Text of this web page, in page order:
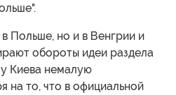
Польше, но и в Венгрии и
обороты идеи раздела
Киева немалую
на то, что в официальной